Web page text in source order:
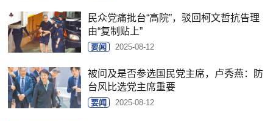
民众党痛批台“高院”，驳回柯文哲抗告理
由“复制贴上”
要闻 2025-08-12
被问及是否参选国民党主席，卢秀燕：防
台风比选党主席重要
要闻 2025-08-12